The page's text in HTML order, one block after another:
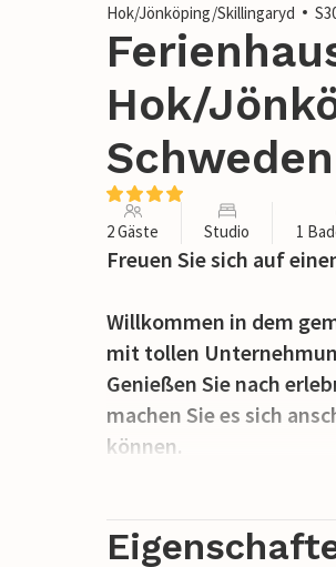
Hok/Jönköping/Skillingaryd
Hok/
Schweden
2 Gäste Studio 1
Freuen Sie sich auf
Willkommen in dem
mit tollen
Genießen Sie nach
machen Sie es sich
können.
Genießen Sie auf der
freiem Himmel. Auf